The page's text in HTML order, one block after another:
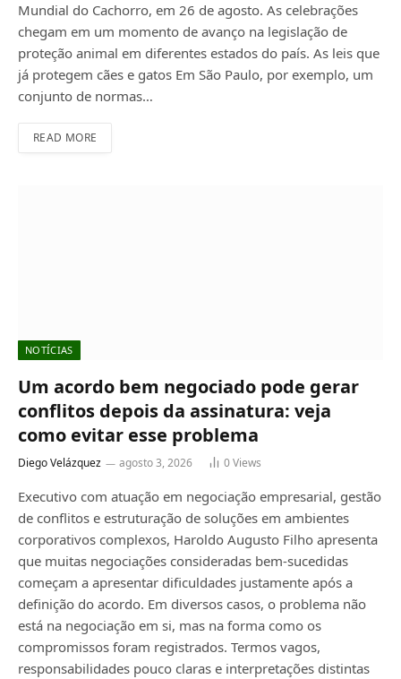
Mundial do Cachorro, em 26 de agosto. As celebrações
chegam em um momento de avanço na legislação de
proteção animal em diferentes estados do país. As leis que
já protegem cães e gatos Em São Paulo, por exemplo, um
conjunto de normas…
READ MORE
NOTÍCIAS
Um acordo bem negociado pode gerar
conflitos depois da assinatura: veja
como evitar esse problema
Diego Velázquez agosto 3, 2026 0Views
Executivo com atuação em negociação empresarial, gestão
de conflitos e estruturação de soluções em ambientes
corporativos complexos, Haroldo Augusto Filho apresenta
que muitas negociações consideradas bem-sucedidas
começam a apresentar dificuldades justamente após a
definição do acordo. Em diversos casos, o problema não
está na negociação em si, mas na forma como os
compromissos foram registrados. Termos vagos,
responsabilidades pouco claras e interpretações distintas